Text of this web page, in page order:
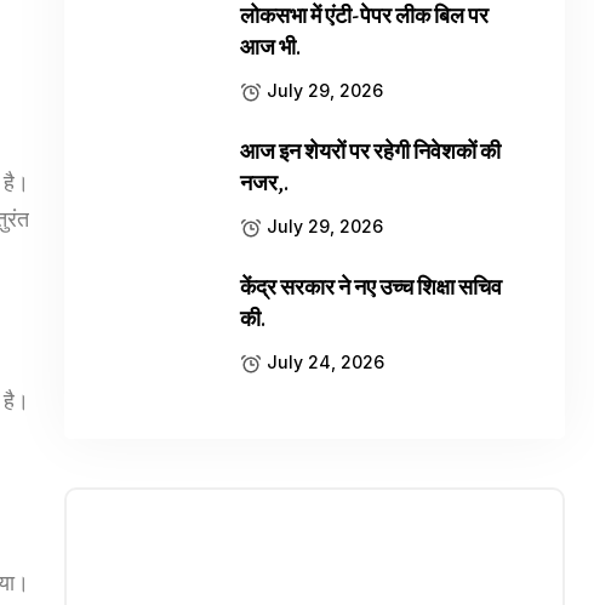
लोकसभा में एंटी-पेपर लीक बिल पर
आज भी.
July 29, 2026
आज इन शेयरों पर रहेगी निवेशकों की
नजर,.
July 29, 2026
केंद्र सरकार ने नए उच्च शिक्षा सचिव
की.
July 24, 2026